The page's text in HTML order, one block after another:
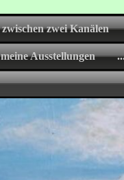
zwischen zwei Kanälen
meine Ausstellungen